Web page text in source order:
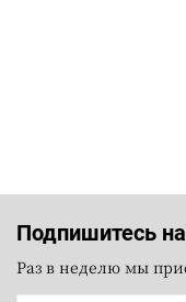
Подпишитесь
Раз в неделю мы